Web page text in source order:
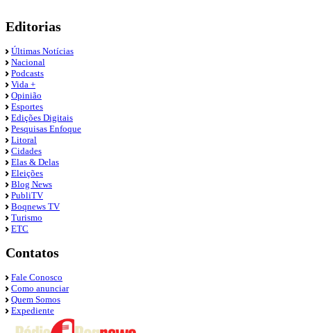
Editorias
Últimas Notícias
Nacional
Podcasts
Vida +
Opinião
Esportes
Edições Digitais
Pesquisas Enfoque
Litoral
Cidades
Elas & Delas
Eleições
Blog News
PubliTV
Boqnews TV
Turismo
ETC
Contatos
Fale Conosco
Como anunciar
Quem Somos
Expediente